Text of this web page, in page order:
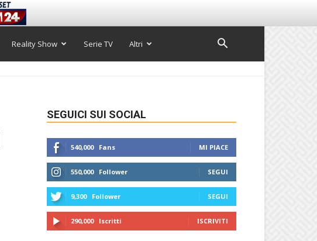
Reality Show Serie TV Altri
SEGUICI SUI SOCIAL
540,000 Fans MI PIACE
550,000 Follower SEGUI
9,300 Follower SEGUI
290,000 Iscritti ISCRIVITI